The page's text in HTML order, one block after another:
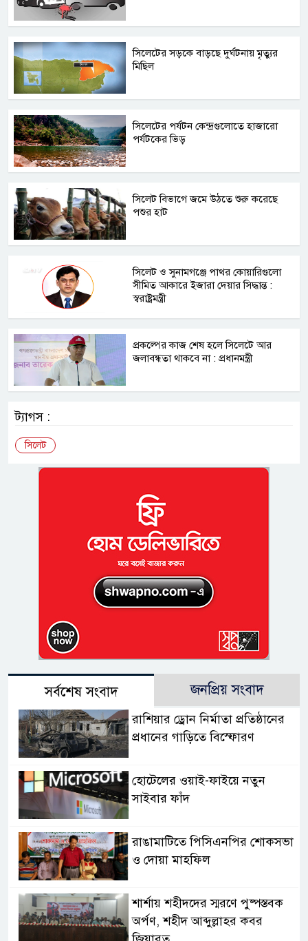
সিলেটের সড়কে বাড়ছে দুর্ঘটনায় মৃত্যুর
মিছিল
সিলেটের পর্যটন কেন্দ্রগুলোতে হাজারো
পর্যটকের ভিড়
সিলেট বিভাগে জমে উঠতে শুরু করেছে
পশুর হাট
সিলেট ও সুনামগঞ্জে পাথর কোয়ারিগুলো
সীমিত আকারে ইজারা দেয়ার সিদ্ধান্ত :
স্বরাষ্ট্রমন্ত্রী
প্রকল্পের কাজ শেষ হলে সিলেটে আর
জলাবন্ধতা থাকবে না : প্রধানমন্ত্রী
ট্যাগস :
সিলেট
সর্বশেষ সংবাদ জনপ্রিয় সংবাদ
রাশিয়ার ড্রোন নির্মাতা প্রতিষ্ঠানের
প্রধানের গাড়িতে বিস্ফোরণ
হোটেলের ওয়াই-ফাইয়ে নতুন
সাইবার ফাঁদ
রাঙামাটিতে পিসিএনপির শোকসভা
ও দোয়া মাহফিল
শার্শায় শহীদদের স্মরণে পুষ্পস্তবক
অর্পণ, শহীদ আব্দুল্লাহর কবর